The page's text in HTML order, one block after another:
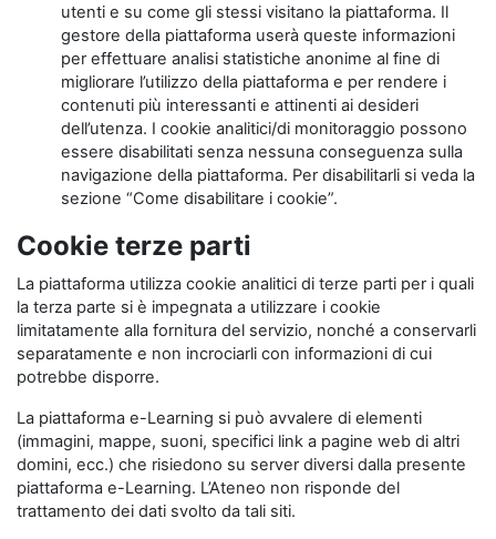
utenti e su come gli stessi visitano la piattaforma. Il
gestore della piattaforma userà queste informazioni
per effettuare analisi statistiche anonime al fine di
migliorare l’utilizzo della piattaforma e per rendere i
contenuti più interessanti e attinenti ai desideri
dell’utenza. I cookie analitici/di monitoraggio possono
essere disabilitati senza nessuna conseguenza sulla
navigazione della piattaforma. Per disabilitarli si veda la
sezione “Come disabilitare i cookie”.
Cookie terze parti
La piattaforma utilizza cookie analitici di terze parti per i quali
la terza parte si è impegnata a utilizzare i cookie
limitatamente alla fornitura del servizio, nonché a conservarli
separatamente e non incrociarli con informazioni di cui
potrebbe disporre.
La piattaforma e-Learning si può avvalere di elementi
(immagini, mappe, suoni, specifici link a pagine web di altri
domini, ecc.) che risiedono su server diversi dalla presente
piattaforma e-Learning. L’Ateneo non risponde del
trattamento dei dati svolto da tali siti.